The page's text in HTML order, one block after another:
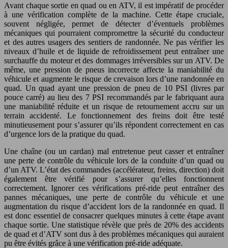
Avant chaque sortie en quad ou en ATV, il est impératif de procéder
à une vérification complète de la machine. Cette étape cruciale,
souvent négligée, permet de détecter d’éventuels problèmes
mécaniques qui pourraient compromettre la sécurité du conducteur
et des autres usagers des sentiers de randonnée. Ne pas vérifier les
niveaux d’huile et de liquide de refroidissement peut entraîner une
surchauffe du moteur et des dommages irréversibles sur un ATV. De
même, une pression de pneus incorrecte affecte la maniabilité du
véhicule et augmente le risque de crevaison lors d’une randonnée en
quad. Un quad ayant une pression de pneu de 10 PSI (livres par
pouce carré) au lieu des 7 PSI recommandés par le fabriquant aura
une maniabilité réduite et un risque de retournement accru sur un
terrain accidenté. Le fonctionnement des freins doit être testé
minutieusement pour s’assurer qu’ils répondent correctement en cas
d’urgence lors de la pratique du quad.
Une chaîne (ou un cardan) mal entretenue peut casser et entraîner
une perte de contrôle du véhicule lors de la conduite d’un quad ou
d’un ATV. L’état des commandes (accélérateur, freins, direction) doit
également être vérifié pour s’assurer qu’elles fonctionnent
correctement. Ignorer ces vérifications pré-ride peut entraîner des
pannes mécaniques, une perte de contrôle du véhicule et une
augmentation du risque d’accident lors de la randonnée en quad. Il
est donc essentiel de consacrer quelques minutes à cette étape avant
chaque sortie. Une statistique révèle que près de 20% des accidents
de quad et d’ATV sont dus à des problèmes mécaniques qui auraient
pu être évités grâce à une vérification pré-ride adéquate.